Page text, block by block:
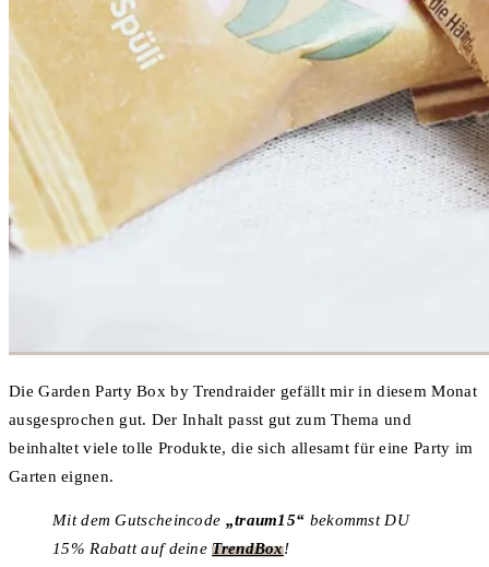
Die Garden Party Box by Trendraider gefällt mir in diesem Monat
ausgesprochen gut. Der Inhalt passt gut zum Thema und
beinhaltet viele tolle Produkte, die sich allesamt für eine Party im
Garten eignen.
Mit dem Gutscheincode „traum15“ bekommst DU
15% Rabatt auf deine TrendBox!